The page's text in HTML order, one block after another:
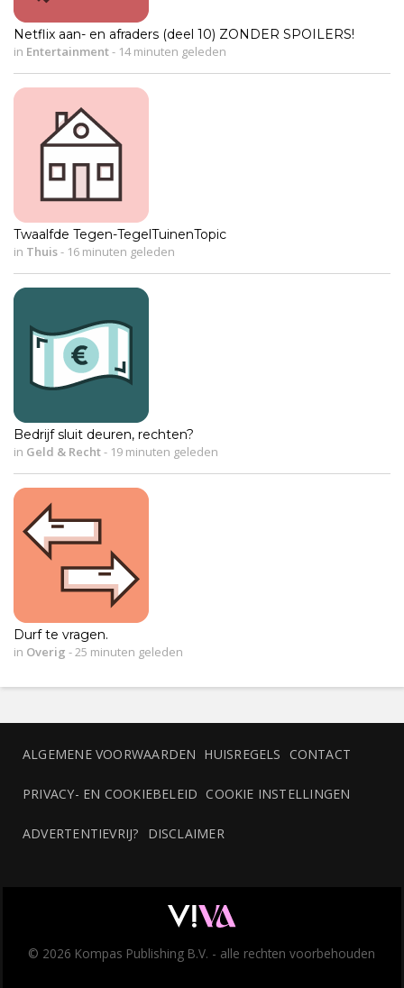
Netflix aan- en afraders (deel 10) ZONDER SPOILERS!
in Entertainment- 14 minuten geleden
Twaalfde Tegen-TegelTuinenTopic
in Thuis- 16 minuten geleden
Bedrijf sluit deuren, rechten?
in Geld & Recht- 19 minuten geleden
Durf te vragen.
in Overig - 25 minuten geleden
ALGEMENE VOORWAARDEN HUISREGELS CONTACT
PRIVACY- EN COOKIEBELEID COOKIE INSTELLINGEN
ADVERTENTIEVRIJ? DISCLAIMER
© 2026 Kompas Publishing B.V. - alle rechten voorbehouden